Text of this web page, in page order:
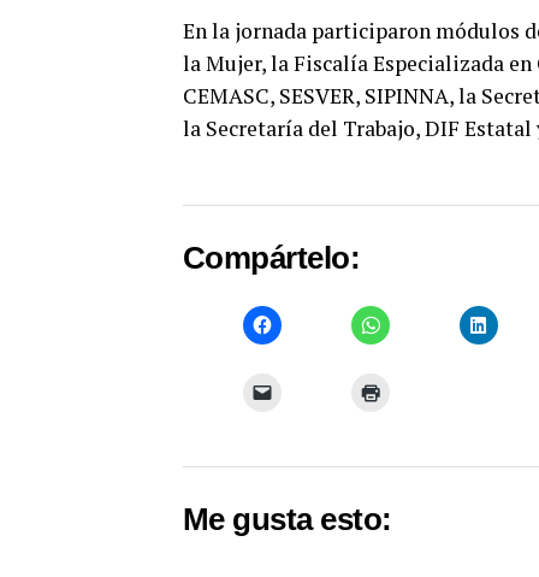
En la jornada participaron módulos
la Mujer, la Fiscalía Especializada
CEMASC, SESVER, SIPINNA, la
la Secretaría del Trabajo, DIF
Compártelo:
Me gusta esto: